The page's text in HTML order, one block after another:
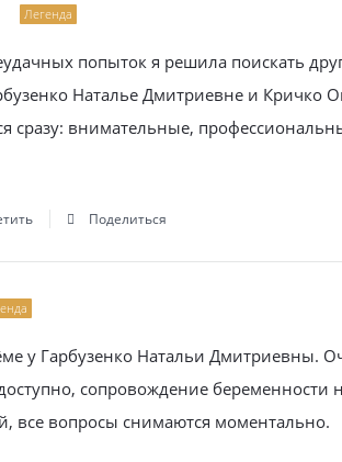
Легенда
попыток я решила поискать
Наталье Дмитриевне и Кричко
сразу: внимательные,
Поделиться
у Гарбузенко Натальи Дмитриевны.
сопровождение беременности
все вопросы снимаются моментально.